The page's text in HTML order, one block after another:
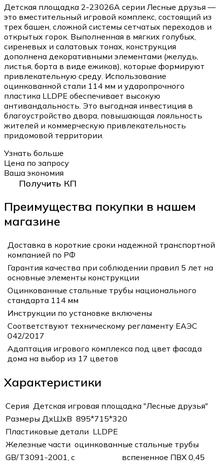
Детская площадка 2-23026А серии Лесные друзья —
это вместительный игровой комплекс, состоящий из
трех башен, сложной системы сетчатых переходов и
открытых горок. Выполненная в мягких голубых,
сиреневых и салатовых тонах, конструкция
дополнена декоративными элементами (желудь,
листья, борта в виде ежиков), которые формируют
привлекательную среду. Использование
оцинкованной стали 114 мм и ударопрочного
пластика LLDPE обеспечивает высокую
антивандальность. Это выгодная инвестиция в
благоустройство двора, повышающая лояльность
жителей и коммерческую привлекательность
придомовой территории.
Узнать больше
Цена по запросу
Ваша экономия
Получить КП
Преимущества покупки в нашем
магазине
Доставка в короткие сроки надежной транспортной
компанией по РФ
Гарантия качества при соблюдении правил 5 лет на
основные элементы конструкции
Оцинкованные стальные трубы национального
стандарта 114 мм
Инструкции по установке включены
Соответствуют техническому регламенту ЕАЭС
042/2017
Адаптация игрового комплекса под цвет фасада
дома на выбор из 17 цветов
Характеристики
Серия Детская игровая площадка "Лесные друзья"
Размеры ДхШхВ 895*715*320
Пластиковые детали LLDPE
Железные части оцинкованные стальные трубы
GB/T3091-2001, с
вспененное ПВХ 0,45